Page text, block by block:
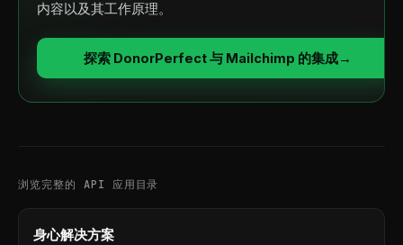
内容以及其工作原理。
探索 DonorPerfect 与 Mailchimp 的集成→
浏览完整的 API 应用目录
身心解决方案